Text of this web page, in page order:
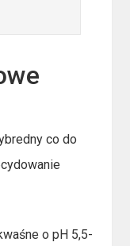
co do
o pH 5,5-